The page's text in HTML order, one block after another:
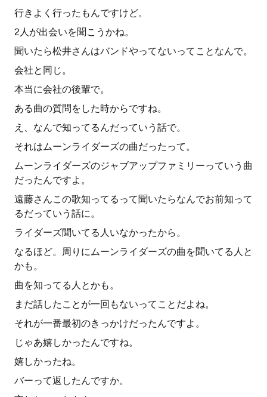
行きよく行ったもんですけど。
2人が出会いを聞こうかね。
聞いたら松井さんはバンドやってないってことなんで。
会社と同じ。
本当に会社の後輩で。
ある曲の質問をした時からですね。
え、なんで知ってるんだっていう話で。
それはムーンライダーズの曲だったって。
ムーンライダーズのジャブアップファミリーっていう曲
だったんですよ。
遠藤さんこの歌知ってるって聞いたらなんでお前知って
るだっていう話に。
ライダーズ聞いてる人いなかったから。
なるほど。周りにムーンライダーズの曲を聞いてる人と
かも。
曲を知ってる人とかも。
まだ話したことが一回もないってことだよね。
それが一番最初のきっかけだったんですよ。
じゃあ嬉しかったんですね。
嬉しかったね。
バーって返したんですか。